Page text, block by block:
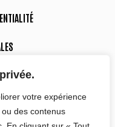
votre expérience
des contenus